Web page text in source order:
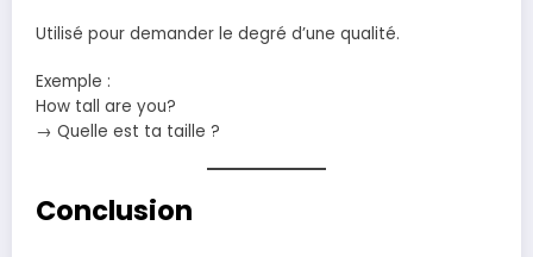
Utilisé pour demander le degré d’une qualité.
Exemple :
How tall are you?
→ Quelle est ta taille ?
Conclusion